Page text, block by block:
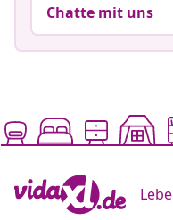
Chatte mit uns